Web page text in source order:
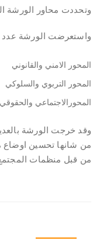
وتحددت محاور الورشة
واستعرضت الورشة عدد
المحور الامني والقانوني
المحور التربوي والسلوكي
المحورالاجتماعي والحقوقي
وقد خرجت الورشة
من شانها تحسين اوضاع
من قبل منظمات